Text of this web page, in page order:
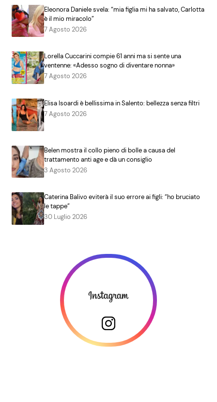
Eleonora Daniele svela: “mia figlia mi ha salvato, Carlotta
è il mio miracolo”
7 Agosto 2026
Lorella Cuccarini compie 61 anni ma si sente una
ventenne: «Adesso sogno di diventare nonna»
7 Agosto 2026
Elisa Isoardi è bellissima in Salento: bellezza senza filtri
7 Agosto 2026
Belen mostra il collo pieno di bolle a causa del
trattamento anti age e dà un consiglio
3 Agosto 2026
Caterina Balivo eviterà il suo errore ai figli: “ho bruciato
le tappe”
30 Luglio 2026